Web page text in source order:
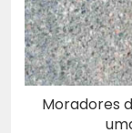
Moradores